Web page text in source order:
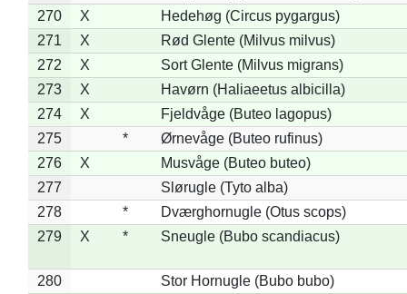
270
X
Hedehøg (Circus pygargus)
271
X
Rød Glente (Milvus milvus)
272
X
Sort Glente (Milvus migrans)
273
X
Havørn (Haliaeetus albicilla)
274
X
Fjeldvåge (Buteo lagopus)
275
*
Ørnevåge (Buteo rufinus)
276
X
Musvåge (Buteo buteo)
277
Slørugle (Tyto alba)
278
*
Dværghornugle (Otus scops)
279
X * Sneugle (Bubo scandiacus)
280
Stor Hornugle (Bubo bubo)